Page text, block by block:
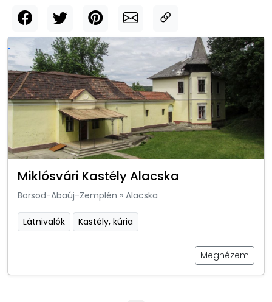
Miklósvári Kastély Alacska
Borsod-Abaúj-Zemplén » Alacska
Látnivalók Kastély, kúria
Megnézem